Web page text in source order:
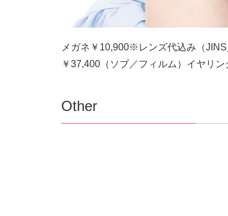
メガネ￥10,900※レンズ代込み（
￥37,400（ソブ／フィルム）イヤリ
Other